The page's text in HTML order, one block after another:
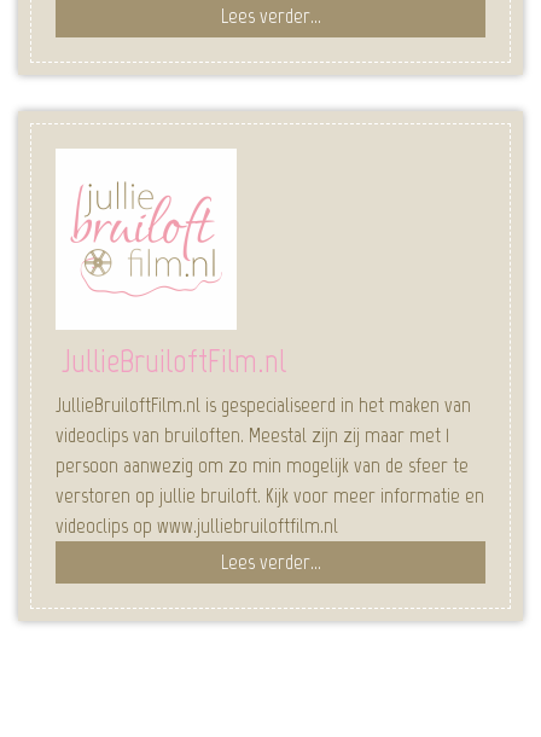
Lees verder...
JullieBruiloftFilm.nl
JullieBruiloftFilm.nl is gespecialiseerd in het maken van
videoclips van bruiloften. Meestal zijn zij maar met 1
persoon aanwezig om zo min mogelijk van de sfeer te
verstoren op jullie bruiloft. Kijk voor meer informatie en
videoclips op www.julliebruiloftfilm.nl
Lees verder...